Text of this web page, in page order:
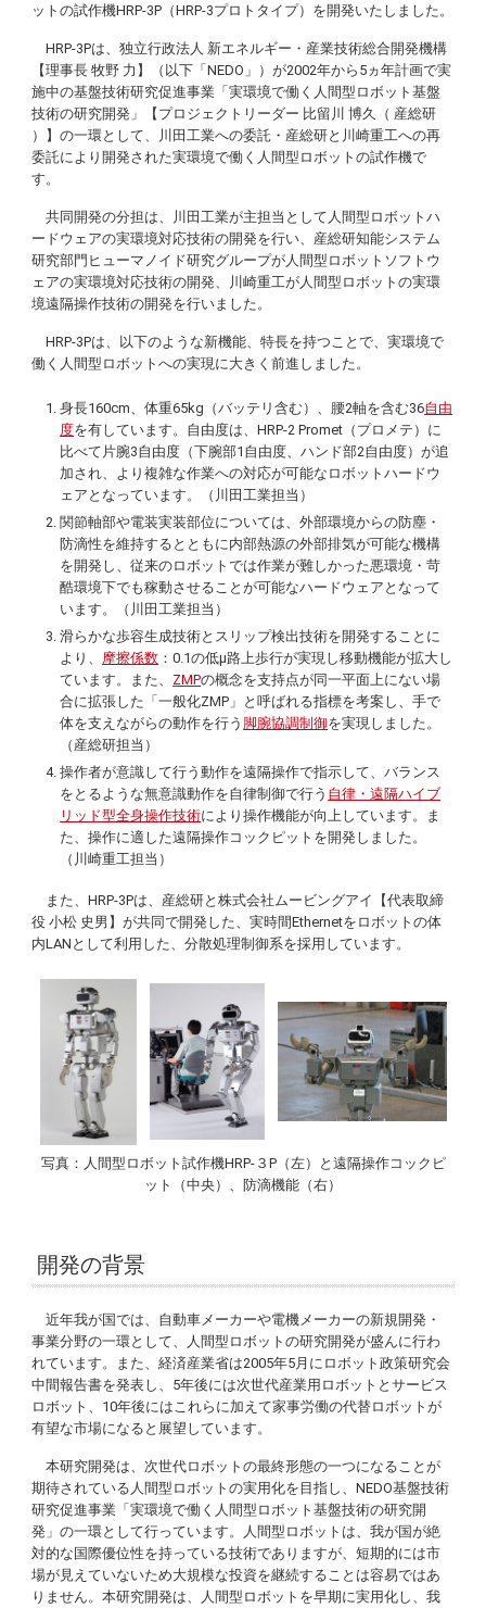
ットの試作機HRP-3P（HRP-3プロトタイプ）を開発いたしました。
HRP-3Pは、独立行政法人 新エネルギー・産業技術総合開発機構
【理事長 牧野 力】（以下「NEDO」）が2002年から5ヵ年計画で実
施中の基盤技術研究促進事業「実環境で働く人間型ロボット基盤
技術の研究開発」【プロジェクトリーダー 比留川 博久（ 産総研
）】の一環として、川田工業への委託・産総研と川崎重工への再
委託により開発された実環境で働く人間型ロボットの試作機で
す。
共同開発の分担は、川田工業が主担当として人間型ロボットハ
ードウェアの実環境対応技術の開発を行い、産総研知能システム
研究部門ヒューマノイド研究グループが人間型ロボットソフトウ
ェアの実環境対応技術の開発、川崎重工が人間型ロボットの実環
境遠隔操作技術の開発を行いました。
HRP-3Pは、以下のような新機能、特長を持つことで、実環境で
働く人間型ロボットへの実現に大きく前進しました。
身長160cm、体重65kg（バッテリ含む）、腰2軸を含む36自由
度を有しています。自由度は、HRP-2 Promet （プロメテ）に
比べて片腕3自由度（下腕部1自由度、ハンド部2自由度）が追
加され、より複雑な作業への対応が可能なロボットハードウ
ェアとなっています。（川田工業担当）
関節軸部や電装実装部位については、外部環境からの防塵・
防滴性を維持するとともに内部熱源の外部排気が可能な機構
を開発し、従来のロボットでは作業が難しかった悪環境・苛
酷環境下でも稼動させることが可能なハードウェアとなって
います。（川田工業担当）
滑らかな歩容生成技術とスリップ検出技術を開発することに
より、 摩擦係数 ：0.1の低µ路上歩行が実現し移動機能が拡大し
ています。また、 ZMPの概念を支持点が同一平面上にない場
合に拡張した「一般化ZMP」と呼ばれる指標を考案し、手で
体を支えながらの動作を行う 脚腕協調制御を実現しました。
（産総研担当）
操作者が意識して行う動作を遠隔操作で指示して、バランス
をとるような無意識動作を自律制御で行う 自律・遠隔ハイブ
リッド型全身操作技術により操作機能が向上しています。ま
た、操作に適した遠隔操作コックピットを開発しました。
（川崎重工担当）
また、HRP-3Pは、産総研と株式会社ムービングアイ【代表取締
役 小松 史男】が共同で開発した、実時間Ethernetをロボットの体
内LANとして利用した、分散処理制御系を採用しています。
写真：人間型ロボット試作機HRP-３P（左）と遠隔操作コックピ
ット（中央）、防滴機能（右）
開発の背景
近年我が国では、自動車メーカーや電機メーカーの新規開発・
事業分野の一環として、人間型ロボットの研究開発が盛んに行わ
れています。また、経済産業省は2005年5月にロボット政策研究会
中間報告書を発表し、5年後には次世代産業用ロボットとサービス
ロボット、10年後にはこれらに加えて家事労働の代替ロボットが
有望な市場になると展望しています。
本研究開発は、次世代ロボットの最終形態の一つになることが
期待されている人間型ロボットの実用化を目指し、NEDO基盤技術
研究促進事業「実環境で働く人間型ロボット基盤技術の研究開
発」の一環として行っています。人間型ロボットは、我が国が絶
対的な国際優位性を持っている技術でありますが、短期的には市
場が見えていないため大規模な投資を継続することは容易ではあ
りません。本研究開発は、人間型ロボットを早期に実用化し、我